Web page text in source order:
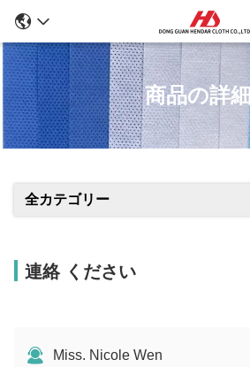
商品の詳細
全カテゴリー
連絡 ください
Miss. Nicole Wen